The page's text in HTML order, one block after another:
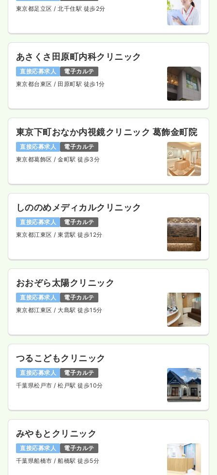
東京都足立区 / 北千住駅 徒歩2分
あさくさ田原町内科クリニック
直接応募求人
電子カルテ
東京都台東区 / 田原町駅 徒歩1分
東京下町おなか内視鏡クリニック 葛飾金町院
直接応募求人
電子カルテ
東京都葛飾区 / 金町駅 徒歩3分
しののめメディカルクリニック
直接応募求人
電子カルテ
東京都江東区 / 東雲駅 徒歩12分
おおぞら太陽クリニック
直接応募求人
電子カルテ
東京都江東区 / 大島駅 徒歩15分
つるこどもクリニック
直接応募求人
電子カルテ
千葉県松戸市 / 松戸駅 徒歩10分
みやもとクリニック
直接応募求人
電子カルテ
千葉県船橋市 / 船橋駅 徒歩5分